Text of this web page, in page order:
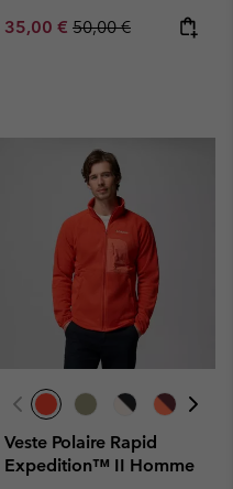
Sale price:
35,00 € Regular price:
50,00 €
Veste Polaire Rapid
Expedition™ II Homme